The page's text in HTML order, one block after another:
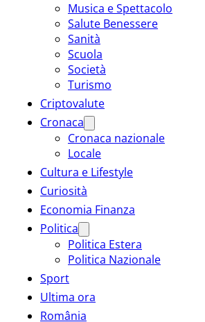
Musica e Spettacolo
Salute Benessere
Sanità
Scuola
Società
Turismo
Criptovalute
Cronaca
Cronaca nazionale
Locale
Cultura e Lifestyle
Curiosità
Economia Finanza
Politica
Politica Estera
Politica Nazionale
Sport
Ultima ora
România